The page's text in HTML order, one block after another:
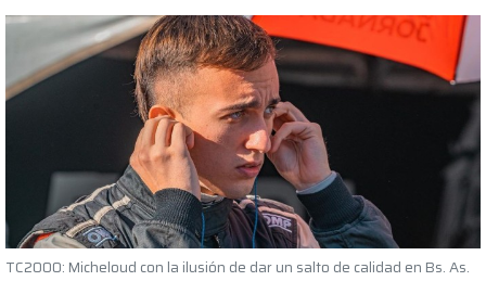
TC2000: Micheloud con la ilusión de dar un salto de calidad en Bs. As.